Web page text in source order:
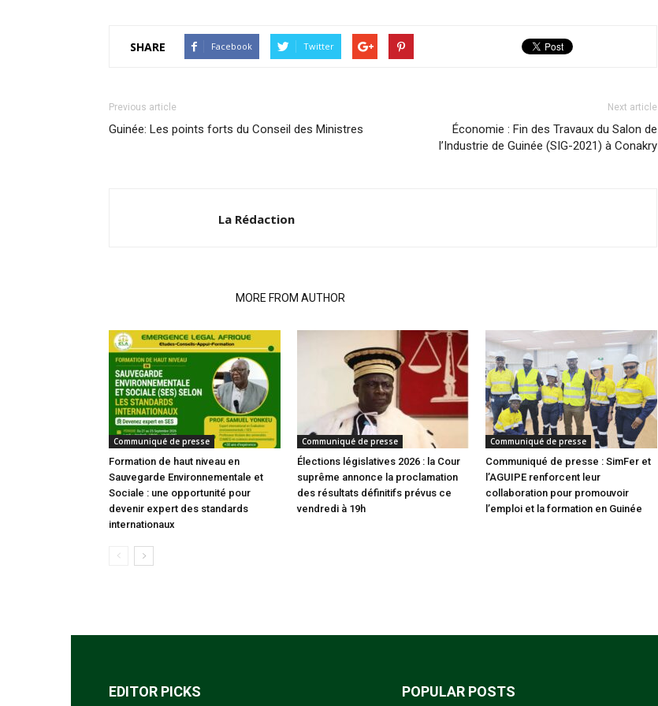
SHARE Facebook Twitter
Previous article
Guinée: Les points forts du Conseil des Ministres
Next article
Économie : Fin des Travaux du Salon de
l’Industrie de Guinée (SIG-2021) à Conakry
La Rédaction
MORE FROM AUTHOR
Communiqué de presse
Formation de haut niveau en
Sauvegarde Environnementale et
Sociale : une opportunité pour
devenir expert des standards
internationaux
Communiqué de presse
Élections législatives 2026 : la Cour
suprême annonce la proclamation
des résultats définitifs prévus ce
vendredi à 19h
Communiqué de presse
Communiqué de presse : SimFer et
l’AGUIPE renforcent leur
collaboration pour promouvoir
l’emploi et la formation en Guinée
EDITOR PICKS POPULAR POSTS